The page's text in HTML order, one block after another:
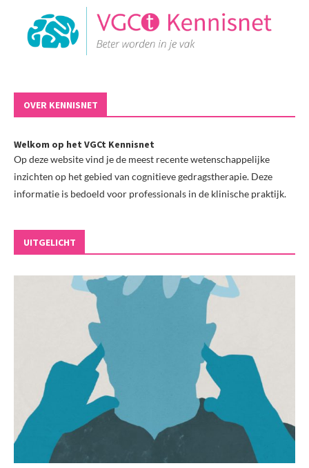
OVER KENNISNET
Welkom op het VGCt Kennisnet
Op deze website vind je de meest recente wetenschappelijke
inzichten op het gebied van cognitieve gedragstherapie. Deze
informatie is bedoeld voor professionals in de klinische praktijk.
UITGELICHT